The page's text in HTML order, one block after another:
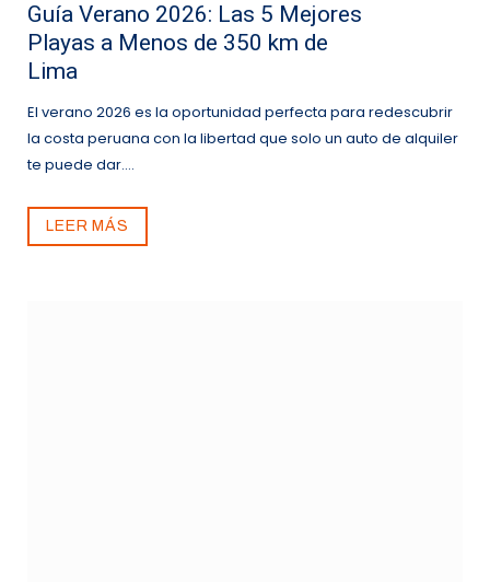
Guía Verano 2026: Las 5 Mejores
Playas a Menos de 350 km de
Lima
El verano 2026 es la oportunidad perfecta para redescubrir
la costa peruana con la libertad que solo un auto de alquiler
te puede dar.…
LEER MÁS